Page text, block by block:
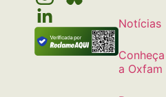
Notícias
Conheça
a Oxfam